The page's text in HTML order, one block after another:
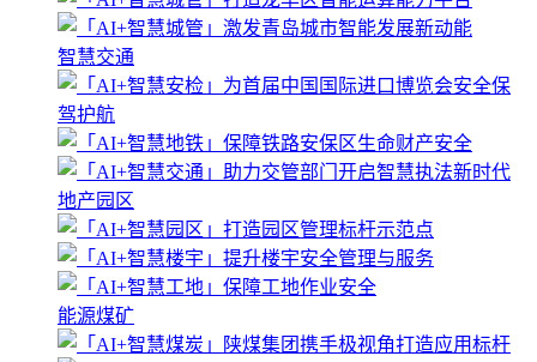
智慧交通
地产园区
能源煤矿